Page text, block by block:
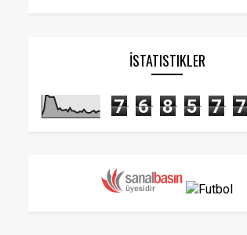
İSTATISTIKLER
7 6 8 5 7 7